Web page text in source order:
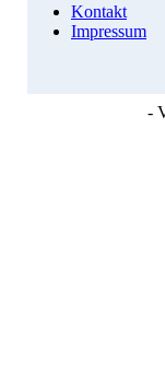
Kontakt
Impressum
-